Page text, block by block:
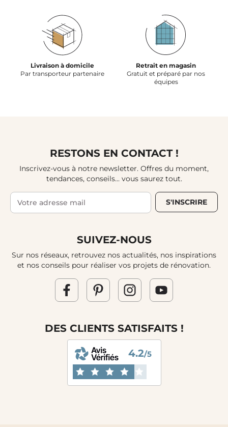
Livraison à domicile
Par transporteur partenaire
Retrait en magasin
Gratuit et préparé par nos
équipes
RESTONS EN CONTACT !
Inscrivez-vous à notre newsletter. Offres du moment,
tendances, conseils... vous saurez tout.
S'INSCRIRE
SUIVEZ-NOUS
Sur nos réseaux, retrouvez nos actualités, nos inspirations
et nos conseils pour réaliser vos projets de rénovation.
DES CLIENTS SATISFAITS !
4.2/5